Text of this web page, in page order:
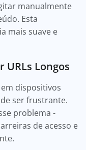
manualmente
Esta
mais suave e
URLs Longos
dispositivos
ser frustrante.
problema -
de acesso e